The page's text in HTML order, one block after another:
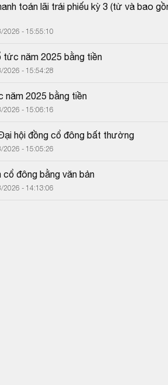
toán lãi trái phiếu kỳ 3 (từ và bao
2026 - 15:55:10
tức năm 2025 bằng tiền
2026 - 15:54:28
năm 2025 bằng tiền
2026 - 15:06:16
hội đồng cổ đông bất thường
2026 - 15:05:26
cổ đông bằng văn bản
2026 - 14:13:06